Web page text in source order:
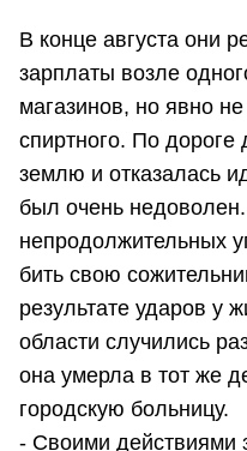
В конце августа они
зарплаты возле
магазинов, но явно
спиртного. По
землю и отказалась
был очень
непродолжительных
бить свою
результате ударов у
области случились
она умерла в тот же
городскую больницу.
- Своими действиями